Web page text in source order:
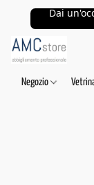
Dai
Negozio